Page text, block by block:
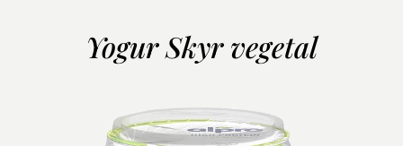
Yogur Skyr vegetal